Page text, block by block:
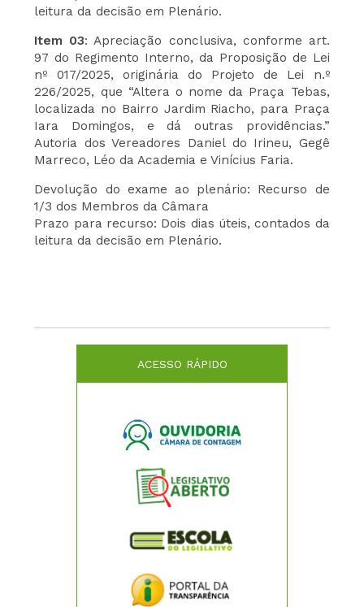
leitura da decisão em Plenário.
Item 03: Apreciação conclusiva, conforme art.
97 do Regimento Interno, da Proposição de Lei
nº 017/2025, originária do Projeto de Lei n.º
226/2025, que “Altera o nome da Praça Tebas,
localizada no Bairro Jardim Riacho, para Praça
Iara Domingos, e dá outras providências.”
Autoria dos Vereadores Daniel do Irineu, Gegê
Marreco, Léo da Academia e Vinícius Faria.
Devolução do exame ao plenário: Recurso de
1/3 dos Membros da Câmara
Prazo para recurso: Dois dias úteis, contados da
leitura da decisão em Plenário.
ACESSO RÁPIDO